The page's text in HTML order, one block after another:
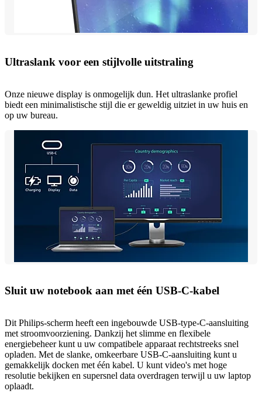
Ultraslank voor een stijlvolle uitstraling
Onze nieuwe display is onmogelijk dun. Het ultraslanke profiel
biedt een minimalistische stijl die er geweldig uitziet in uw huis en
op uw bureau.
Sluit uw notebook aan met één USB-C-kabel
Dit Philips-scherm heeft een ingebouwde USB-type-C-aansluiting
met stroomvoorziening. Dankzij het slimme en flexibele
energiebeheer kunt u uw compatibele apparaat rechtstreeks snel
opladen. Met de slanke, omkeerbare USB-C-aansluiting kunt u
gemakkelijk docken met één kabel. U kunt video's met hoge
resolutie bekijken en supersnel data overdragen terwijl u uw laptop
oplaadt.